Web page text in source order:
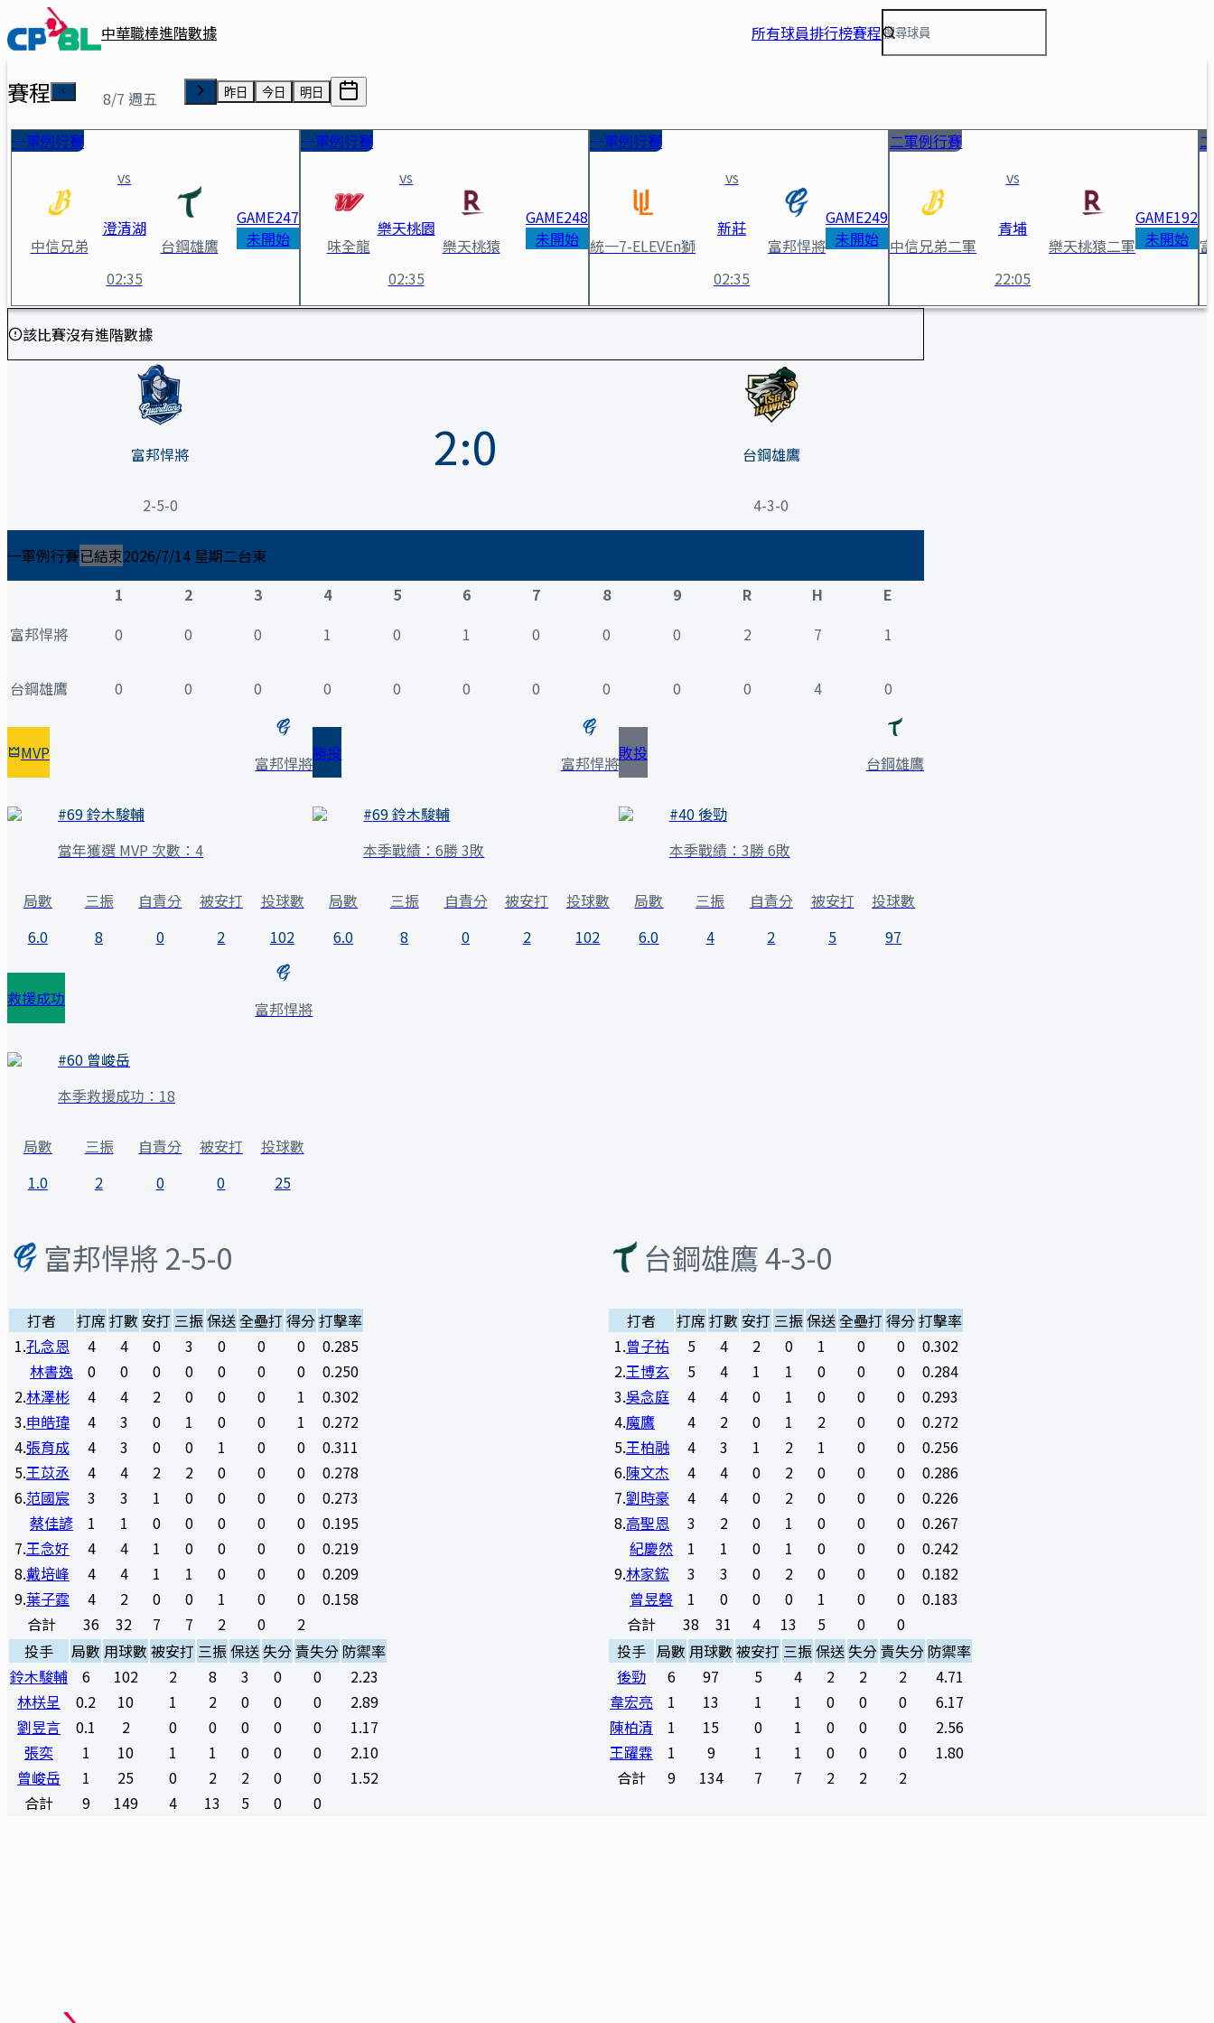
中華職棒進階數據 所有球員排行榜賽程
賽程 8/7 週五 昨日 今日 明日
一軍例行賽
中信兄弟
vs
澄清湖
02:35
台鋼雄鷹
GAME247
未開始
一軍例行賽
味全龍
vs
樂天桃園
02:35
樂天桃猿
GAME248
未開始
一軍例行賽
統一7-ELEVEn獅
vs
新莊
02:35
富邦悍將
GAME249
未開始
二軍例行賽
中信兄弟二軍
vs
青埔
22:05
樂天桃猿二軍
GAME192
未開始
富邦悍將 vs 台鋼雄鷹 賽事詳情
該比賽沒有進階數據
富邦悍將
2-5-0
2:0 台鋼雄鷹
4-3-0
一軍例行賽已結束2026/7/14 星期二台東
1
2 3 4 5 6 7 8 9 R H
E
富邦悍將
0 0 0 1 0 1 0 0 0 2 7 1
台鋼雄鷹 0 0 0 0 0 0 0 0 0 0 4 0
MVP 富邦悍將
#69鈴木駿輔
當年獲選 MVP 次數： 4
局數
6.0
三振
8
自責分
0
被安打
2
投球數
102
勝投 富邦悍將
#69鈴木駿輔
本季戰績：6勝 3敗
局數
6.0
三振
8
自責分
0
被安打
2
投球數
102
敗投 台鋼雄鷹
#40後勁
本季戰績： 3勝 6敗
局數
6.0
三振
4
自責分
2
被安打
5
投球數
97
救援成功 富邦悍將
#60 曾峻岳
本季救援成功： 18
局數
1.0
三振
2
自責分
0
被安打
0
投球數
25
富邦悍將2-5-0
打者 打席打數 安打 三振保送全壘打 得分打擊率
1.孔念恩 4 4 0 3 0 0 0
0.285
林書逸
0 0 0 0 0 0 0
0.250
2.林澤彬 4 4 2 0 0 0 1
0.302
3.申皓瑋 4 3 0 1 0 0 1
0.272
4.張育成 4 3 0 0 1 0 0
0.311
5.王苡丞 4 4 2 2 0 0 0
0.278
6.范國宸 3 3 1 0 0 0 0
0.273
蔡佳諺
1 1 0 0 0 0 0
0.195
7.王念好 4 4 1 0 0 0 0
0.219
8.戴培峰 4 4 1 1 0 0 0
0.209
9.葉子霆 4 2 0 0 1 0 0
0.158
合計
36 32 7 7 2 0
2
投手
局數 用球數 被安打 三振保送失分責失分 防禦率
鈴木駿輔
6 102 2 8 3 0 0
2.23
林栚呈
0.2 10 1 2 0 0 0
2.89
劉昱言
0.1 2 0 0 0 0 0
1.17
張奕
1 10 1 1 0 0 0
2.10
曾峻岳
1 25 0 2 2 0 0
1.52
合計
9 149 4 13 5 0 0
台鋼雄鷹4-3-0
打者 打席打數 安打 三振保送全壘打 得分打擊率
1.曾子祐 5 4 2 0 1 0 0
0.302
2.王博玄 5 4 1 1 0 0 0
0.284
3.吳念庭 4 4 0 1 0 0 0
0.293
4.魔鷹 4 2 0 1 2 0 0
0.272
5.王柏融 4 3 1 2 1 0 0
0.256
6.陳文杰 4 4 0 2 0 0 0
0.286
7.劉時豪 4 4 0 2 0 0 0
0.226
8.高聖恩 3 2 0 1 0 0 0
0.267
紀慶然
1 1 0 1 0 0 0
0.242
9.林家鋐 3 3 0 2 0 0 0
0.182
曾昱磬
1 0 0 0 1 0 0
0.183
合計
38 31 4 13 5 0
0
投手 局數 用球數 被安打 三振保送失分責失分 防禦率
後勁
6 97 5 4 2 2 2
4.71
韋宏亮
1 13 1 1 0 0 0
6.17
陳柏清
1 15 0 1 0 0 0
2.56
王躍霖
1 9 1 1 0 0 0
1.80
合計
9 134 7 7 2 2 2